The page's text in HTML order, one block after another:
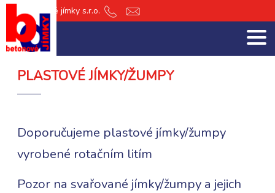
db Betonové jímky s.r.o.
+420jimky@db-
PLASTOVÉ JÍMKY/ŽUMPY
Doporučujeme plastové jímky/žumpy
vyrobené rotačním litím
Pozor na svařované jímky/žumpy a jejich